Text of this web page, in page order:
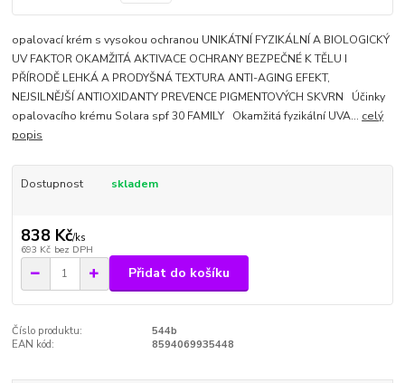
opalovací krém s vysokou ochranou UNIKÁTNÍ FYZIKÁLNÍ A BIOLOGICKÝ
UV FAKTOR OKAMŽITÁ AKTIVACE OCHRANY BEZPEČNÉ K TĚLU I
PŘÍRODĚ LEHKÁ A PRODYŠNÁ TEXTURA ANTI-AGING EFEKT,
NEJSILNĚJŠÍ ANTIOXIDANTY PREVENCE PIGMENTOVÝCH SKVRN Účinky
opalovacího krému Solara spf 30 FAMILY Okamžitá fyzikální UVA... celý
popis
Dostupnost skladem
838 Kč/ks
693 Kč bez DPH
Přidat do košíku
Číslo produktu:
544b
EAN kód:
8594069935448